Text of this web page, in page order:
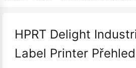
HPRT Delight
Label Printer Přehled